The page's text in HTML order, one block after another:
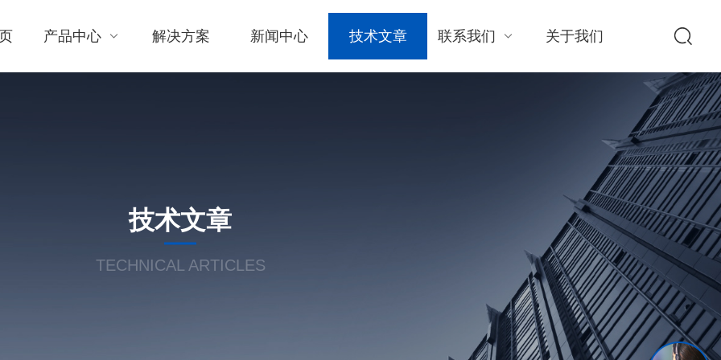
产品中心 解决方案 新闻中心 技术文章 联系我们 关于我们
技术文章
TECHNICAL ARTICLES